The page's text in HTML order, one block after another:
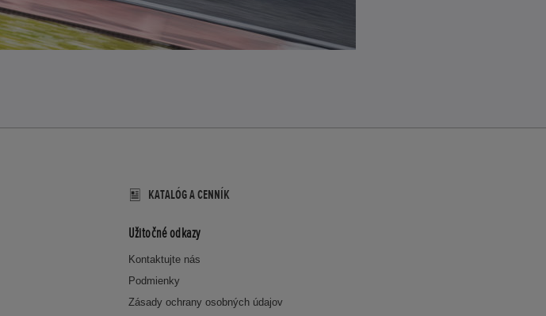
KATALÓG A CENNÍK
Užitočné odkazy
Kontaktujte nás
Podmienky
Zásady ochrany osobných údajov